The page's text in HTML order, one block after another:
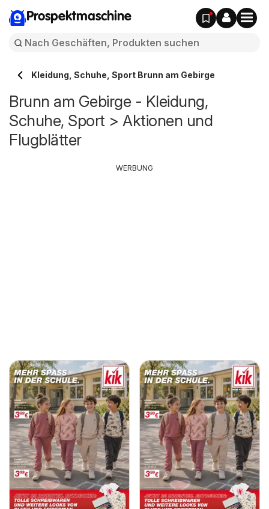
Prospektmaschine
Kleidung, Schuhe, Sport Brunn am Gebirge
Brunn am Gebirge - Kleidung,
Schuhe, Sport > Aktionen und
Flugblätter
WERBUNG